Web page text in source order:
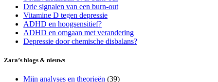
Drie signalen van een burn-out
Vitamine D tegen depressie
ADHD en hoogsensitief?
ADHD en omgaan met verandering
Depressie door chemische disbalans?
Zara’s blogs & nieuws
Mijn analyses en theorieën (39)